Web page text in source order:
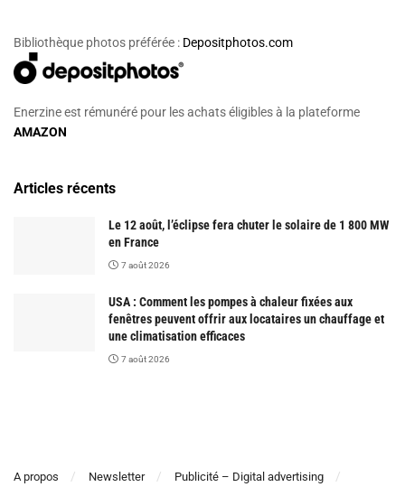
Bibliothèque photos préférée : Depositphotos.com
Enerzine est rémunéré pour les achats éligibles à la plateforme
AMAZON
Articles récents
Le 12 août, l’éclipse fera chuter le solaire de 1 800 MW
en France
7 août 2026
USA : Comment les pompes à chaleur fixées aux
fenêtres peuvent offrir aux locataires un chauffage et
une climatisation efficaces
7 août 2026
A propos Newsletter Publicité – Digital advertising